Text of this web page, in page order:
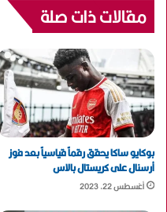
مقالات ذات صلة
بوكايو ساكا يحقق رقماً قياسياً بعد فوز
أرسنال على كريستال بالاس
أغسطس 22, 2023